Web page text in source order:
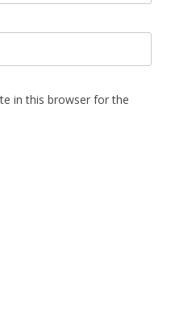
in this browser for the